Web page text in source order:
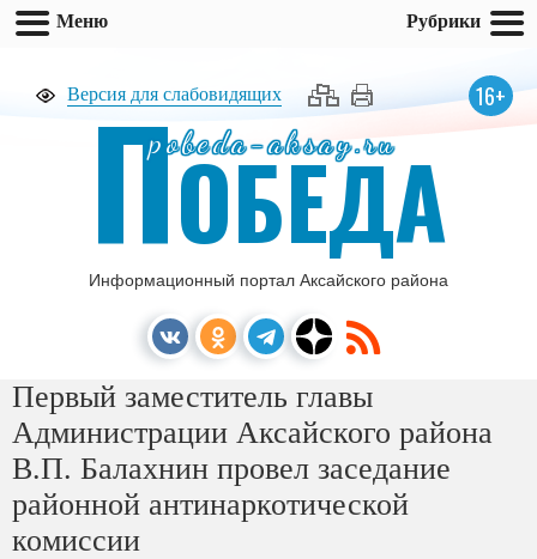
Версия для слабовидящих 16+
pobeda-aksay.ru
ПОБЕДА
Информационный портал Аксайского района
Первый заместитель главы
Администрации Аксайского района
В.П. Балахнин провел заседание
районной антинаркотической
комиссии
Меню Рубрики